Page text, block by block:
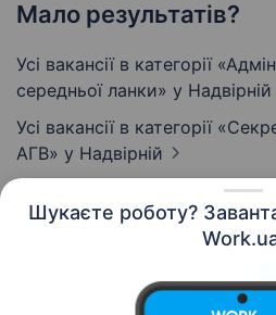
Шукаєте роботу?
Мало результатів?
Усі вакансії в категорії
середньої ланки» у Надвірній
Усі вакансії в категорії
АГВ» у Надвірній